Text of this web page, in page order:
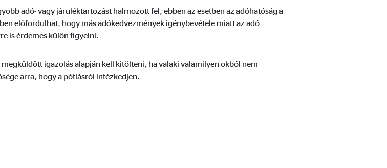
adó- vagy járuléktartozást halmozott fel, ebben az esetben az adóhatóság a
előfordulhat, hogy más adókedvezmények igénybevétele miatt az adó
is érdemes külön figyelni.
igazolás alapján kell kitölteni, ha valaki valamilyen okból nem
arra, hogy a pótlásról intézkedjen.
segítségünkre vannak annak megértésében, hogy hogyan használják